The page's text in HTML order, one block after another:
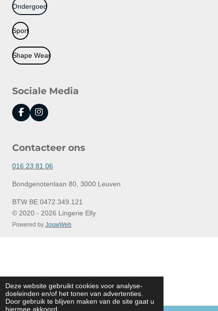
Deze website gebruikt cookies voor analyse-
doeleinden en/of het tonen van advertenties.
Door gebruik te blijven maken van de site gaat u
hiermee akkoord.
Ondergoed
Sport
Shape Wear
Sociale Media
F
a
b
o
k
I
n
a
r
a
Contacteer ons
016 23 81 06
Bondgenotenlaan 80, 3000 Leuven
BTW BE 0472.349.121
© 2020 - 2026 Lingerie Elly
Powered by JouwWeb